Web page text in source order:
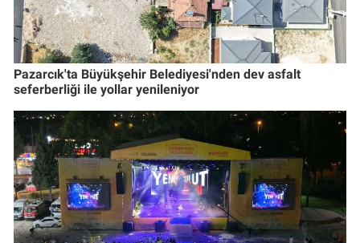
Pazarcık'ta Büyükşehir Belediyesi'nden dev asfalt
seferberliği ile yollar yenileniyor